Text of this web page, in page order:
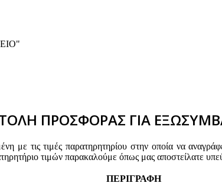
ΠΡΟΣΦΟΡΑΣ ΓΙΑ
με τις τιμές παρατηρητηρίου στην οποία να
τιμών παρακαλούμε όπως μας αποστείλατε
ΠΕΡΙΓΡΑΦΗ